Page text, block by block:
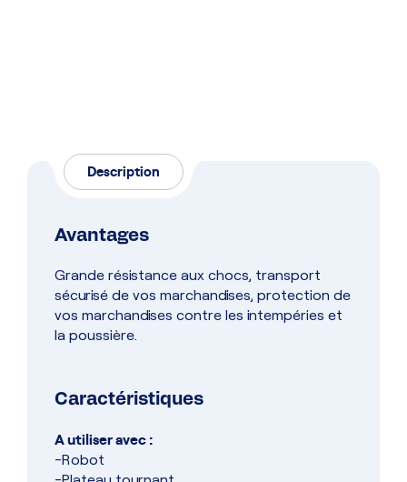
Description
Avantages
Grande résistance aux chocs, transport
sécurisé de vos marchandises, protection de
vos marchandises contre les intempéries et
la poussière.
Caractéristiques
A utiliser avec :
-Robot